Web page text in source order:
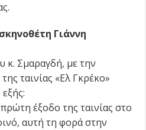
Γιάννη
κ. Σμαραγδή, με την
ταινίας «Ελ Γκρέκο»
έξοδο της ταινίας στο
αυτή τη φορά στην